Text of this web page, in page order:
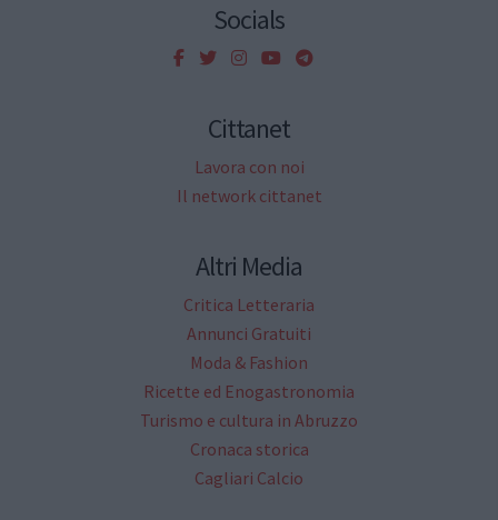
Socials
Cittanet
Lavora con noi
Il network cittanet
Altri Media
Critica Letteraria
Annunci Gratuiti
Moda & Fashion
Ricette ed Enogastronomia
Turismo e cultura in Abruzzo
Cronaca storica
Cagliari Calcio